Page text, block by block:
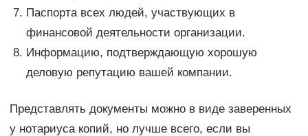
Паспорта всех людей, участвующих в
финансовой деятельности организации.
Информацию, подтверждающую хорошую
деловую репутацию вашей компании.
Представлять документы можно в виде заверенных
у нотариуса копий, но лучше всего, если вы